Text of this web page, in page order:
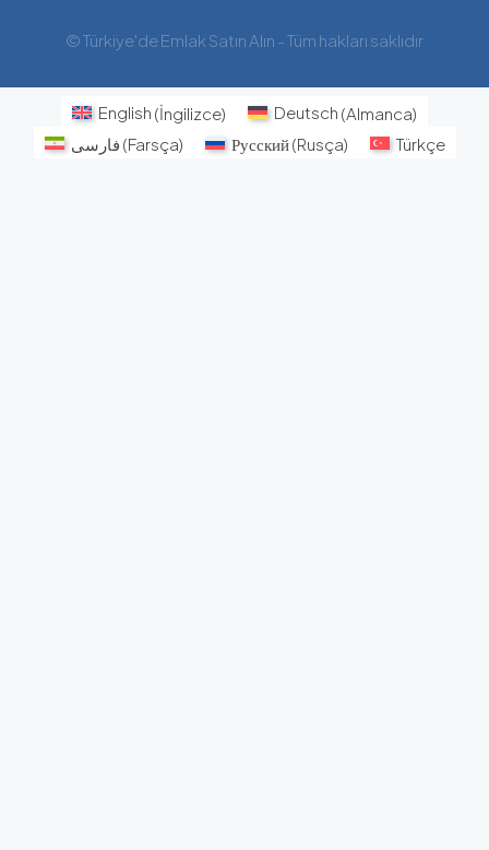
© Türkiye'de Emlak Satın Alın - Tüm hakları saklıdır
English (İngilizce) Deutsch (Almanca)
فارسی (Farsça) Русский(Rusça) Türkçe